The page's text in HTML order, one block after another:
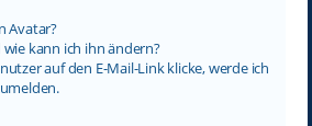
Avatar?
kann ich ihn ändern?
auf den E-Mail-Link klicke, werde ich